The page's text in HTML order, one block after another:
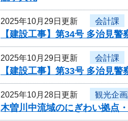
2025年10月29日更新 会計課
【建設工事】第34号 多治見
2025年10月29日更新 会計課
【建設工事】第33号 多治見
2025年10月28日更新 観光企
木曽川中流域のにぎわい拠点